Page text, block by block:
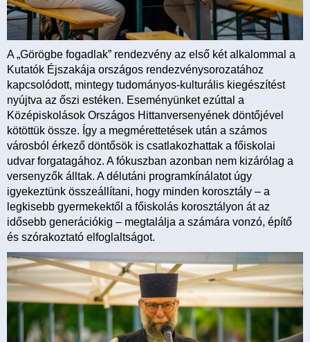
A „Görögbe fogadlak” rendezvény az első két alkalommal a
Kutatók Éjszakája országos rendezvénysorozatához
kapcsolódott, mintegy tudományos-kulturális kiegészítést
nyújtva az őszi estéken. Eseményünket ezúttal a
Középiskolások Országos Hittanversenyének döntőjével
kötöttük össze. Így a megmérettetések után a számos
városból érkező döntősök is csatlakozhattak a főiskolai
udvar forgatagához. A fókuszban azonban nem kizárólag a
versenyzők álltak. A délutáni programkínálatot úgy
igyekeztünk összeállítani, hogy minden korosztály – a
legkisebb gyermekektől a főiskolás korosztályon át az
idősebb generációkig – megtalálja a számára vonzó, építő
és szórakoztató elfoglaltságot.